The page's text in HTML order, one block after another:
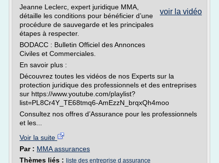
voir la vidéo
Jeanne Leclerc, expert juridique MMA,
détaille les conditions pour bénéficier d’une
procédure de sauvegarde et les principales
étapes à respecter.
BODACC : Bulletin Officiel des Annonces
Civiles et Commerciales.
En savoir plus :
Découvrez toutes les vidéos de nos Experts sur la
protection juridique des professionnels et des entreprises
sur https://www.youtube.com/playlist?
list=PL8Cr4Y_TE68tmq6-AmEzzN_brqxQh4moo
Consultez nos offres d’Assurance pour les professionnels
et les...
Voir la suite
Par : MMA assurances
Thèmes liés : liste des entreprise d assurance